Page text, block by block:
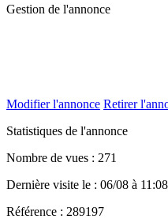
Gestion de l'annonce
Modifier l'annonce Retirer
Statistiques de l'annonce
Nombre de vues : 271
Dernière visite le : 06/08 à 11:08
Référence : 289197